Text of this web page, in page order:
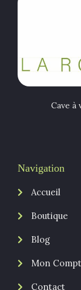
Cave à
Navigation
Accueil
Boutique
Blog
Mon
Contact